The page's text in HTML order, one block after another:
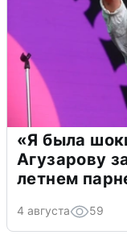
«Я была
Агузарову
летнем
4 августа 59